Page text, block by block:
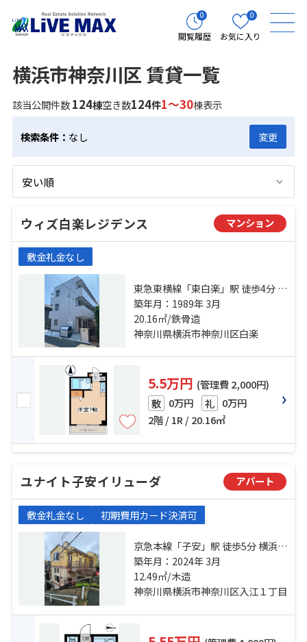
0
閲覧履歴
0
お気に入り
横浜市神奈川区 賃貸一覧
該当公開件数124棟空き数124件1～30棟表示
検索条件： なし 変更
ウィズ白楽レジデンス マンション
敷金礼金なし
東急東横線「東白楽」駅 徒歩4分 東
急東横線「白楽」駅 徒歩5分 横浜線
「東神奈川」駅 徒歩14分
築年月：1989年 3月
20.16㎡/鉄骨造
神奈川県横浜市神奈川区白楽
5.5万円 (管理費 2,000円)
敷 0万円 礼 0万円
2階 / 1R / 20.16㎡
ユナイト子安イリューダ アパート
敷金礼金なし 初期費用カード決済可
京急本線「子安」駅 徒歩5分 横浜線
「大口」駅 徒歩11分 京浜東北線
「新子安」駅 徒歩11分
築年月：2024年 3月
12.49㎡/木造
神奈川県横浜市神奈川区入江１丁目